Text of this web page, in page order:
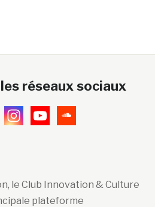
réseaux sociaux
le Club Innovation & Culture
plateforme